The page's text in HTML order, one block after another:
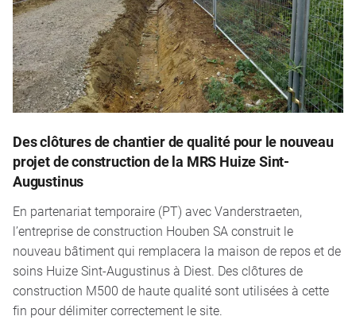
Des clôtures de chantier de qualité pour le nouveau
projet de construction de la MRS Huize Sint-
Augustinus
En partenariat temporaire (PT) avec Vanderstraeten,
l’entreprise de construction Houben SA construit le
nouveau bâtiment qui remplacera la maison de repos et de
soins Huize Sint-Augustinus à Diest. Des clôtures de
construction M500 de haute qualité sont utilisées à cette
fin pour délimiter correctement le site.